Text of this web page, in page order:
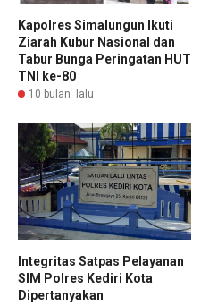
Kapolres Simalungun Ikuti
Ziarah Kubur Nasional dan
Tabur Bunga Peringatan HUT
TNI ke-80
10 bulan lalu
Integritas Satpas Pelayanan
SIM Polres Kediri Kota
Dipertanyakan